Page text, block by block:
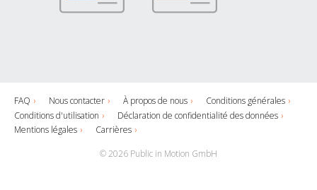
FAQ Nous contacter À propos de nous
Conditions générales
Conditions d'utilisation
Déclaration de confidentialité des données
Mentions légales
Carrières
© 2026 Public in Motion GmbH